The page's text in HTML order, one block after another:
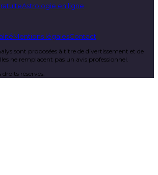
Astrologie en ligne
Mentions légalesContact
sont proposées à titre de divertissement et de
ne remplacent pas un avis professionnel.
réservés.